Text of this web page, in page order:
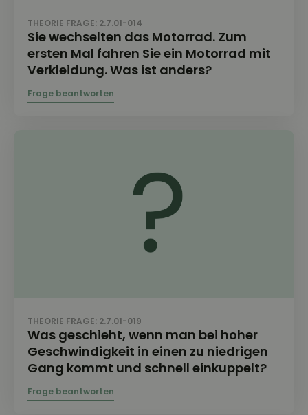
THEORIE FRAGE: 2.7.01-014
Sie wechselten das Motorrad. Zum
ersten Mal fahren Sie ein Motorrad mit
Verkleidung. Was ist anders?
THEORIE FRAGE: 2.7.01-019
Was geschieht, wenn man bei hoher
Geschwindigkeit in einen zu niedrigen
Gang kommt und schnell einkuppelt?